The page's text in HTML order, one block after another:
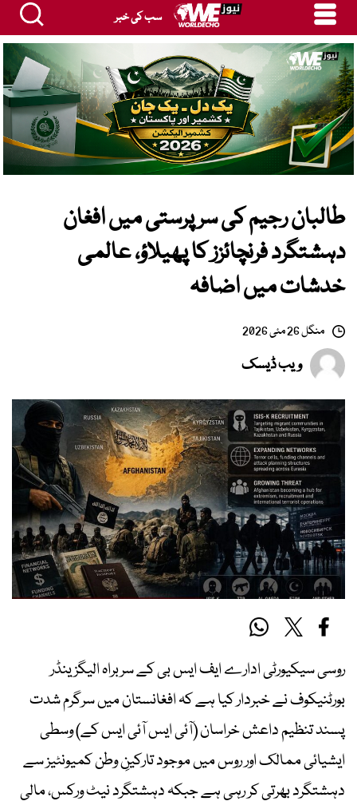
سب کی خبر
طالبان رجیم کی سرپرستی میں افغان
دہشتگرد فرنچائزز کا پھیلاؤ، عالمی
خدشات میں اضافہ
منگل 26 مئی 2026
ویب ڈیسک
روسی سیکیورٹی ادارے ایف ایس بی کے سربراہ الیگزینڈر
بورٹنیکوف نے خبردار کیا ہے کہ افغانستان میں سرگرم شدت
پسند تنظیم داعش خراسان (آئی ایس آئی ایس کے) وسطی
ایشیائی ممالک اور روس میں موجود تارکینِ وطن کمیونٹیز سے
دہشتگرد بھرتی کر رہی ہے جبکہ دہشتگرد نیٹ ورکس، مالی